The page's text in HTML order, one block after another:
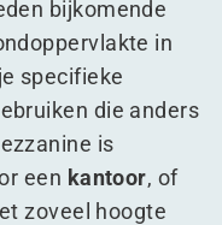
bijkomende
in
specifieke
die anders
is
een kantoor, of
zoveel hoogte